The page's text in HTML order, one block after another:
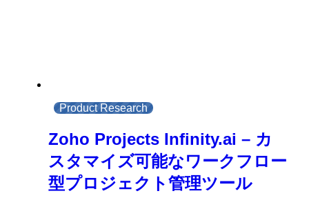
Product Research
Zoho Projects Infinity.ai – カ
スタマイズ可能なワークフロー
型プロジェクト管理ツール